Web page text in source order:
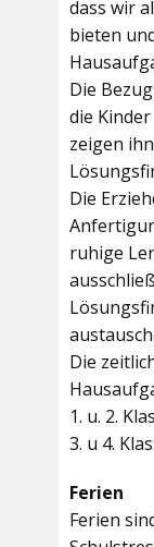
dass wir
bieten
Die
die
zeigen
Die
ruhige
Die
1. u. 2.
3. u 4.
Ferien
Ferien